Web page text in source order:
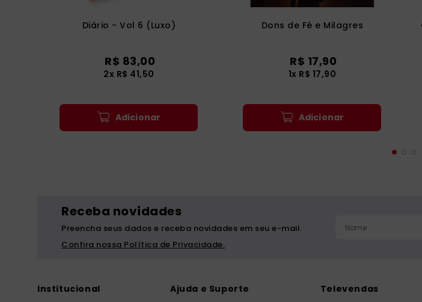
Diário - Vol 6 (Luxo)
R$ 83,00
2x R$ 41,50
Adicionar
Dons de Fé e Milagres
R$ 17,90
1x R$ 17,90
Adicionar
Receba novidades
Preencha seus dados e receba novidades em seu e-mail.
Confira nossa Política de Privacidade.
Institucional Ajuda e Suporte Televendas